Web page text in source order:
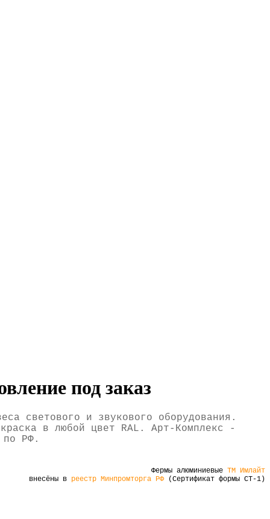
под заказ
светового и звукового оборудования.
в любой цвет RAL. Арт-Комплекс -
по РФ.
Фермы алюминиевые ТМ Имлайт
внесёны в реестр Минпромторга РФ (Сертификат формы СТ-1)